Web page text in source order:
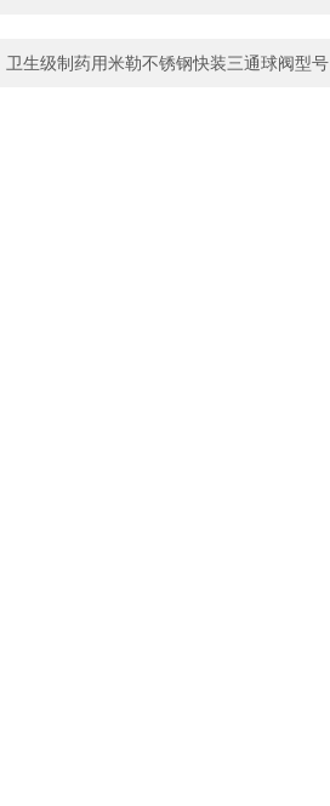
卫生级制药用米勒不锈钢快装三通球阀型号